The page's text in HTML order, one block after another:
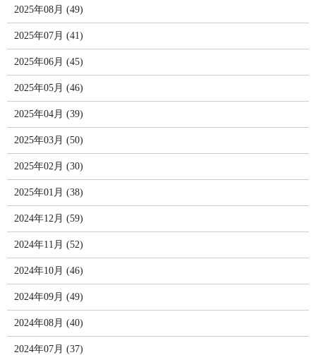
2025年08月 (49)
2025年07月 (41)
2025年06月 (45)
2025年05月 (46)
2025年04月 (39)
2025年03月 (50)
2025年02月 (30)
2025年01月 (38)
2024年12月 (59)
2024年11月 (52)
2024年10月 (46)
2024年09月 (49)
2024年08月 (40)
2024年07月 (37)